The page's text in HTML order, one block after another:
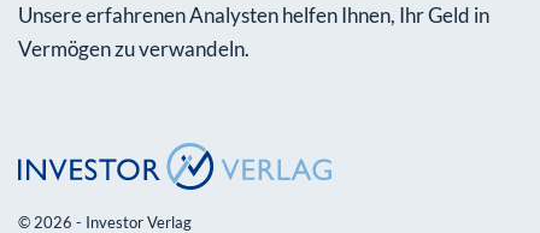
Unsere erfahrenen Analysten helfen Ihnen, Ihr Geld in
Vermögen zu verwandeln.
© 2026 - Investor Verlag